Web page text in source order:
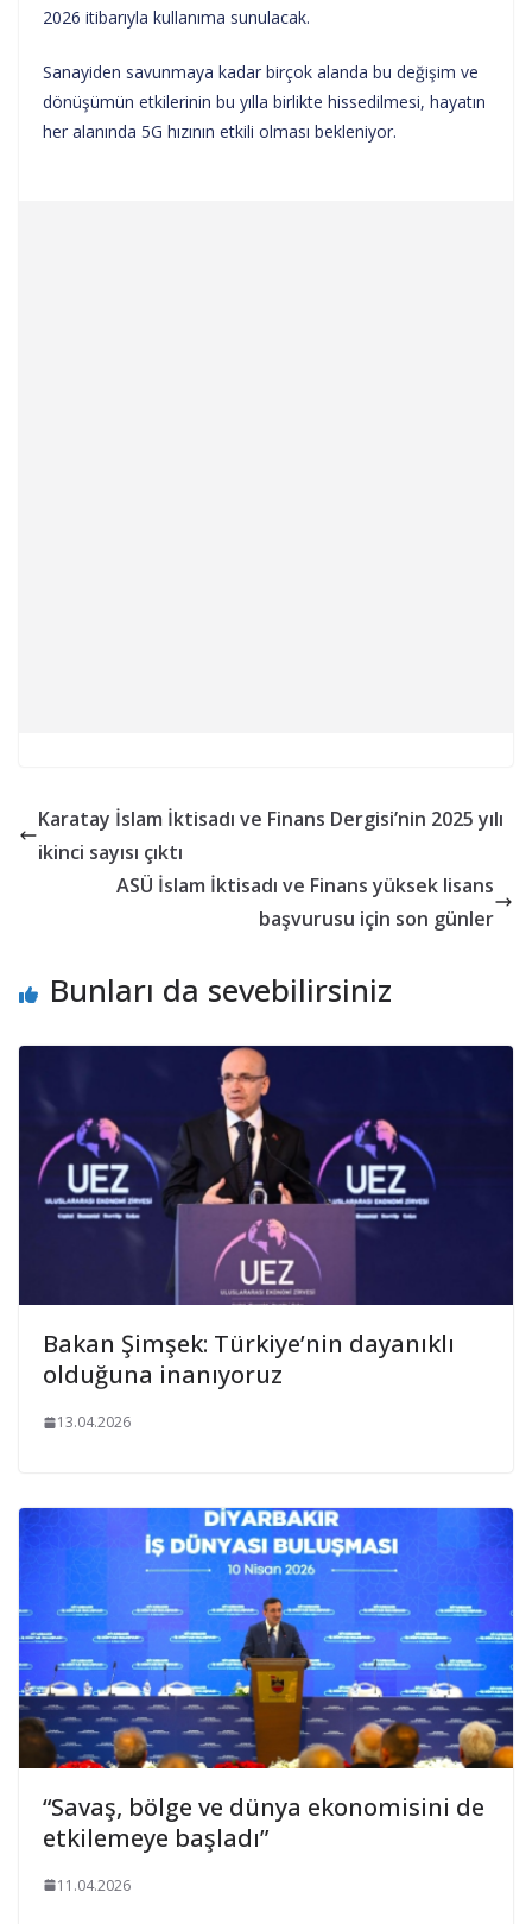
2026 itibarıyla kullanıma sunulacak.
Sanayiden savunmaya kadar birçok alanda bu değişim ve
dönüşümün etkilerinin bu yılla birlikte hissedilmesi, hayatın
her alanında 5G hızının etkili olması bekleniyor.
Karatay İslam İktisadı ve Finans Dergisi’nin 2025 yılı
ikinci sayısı çıktı
ASÜ İslam İktisadı ve Finans yüksek lisans
başvurusu için son günler
Bunları da sevebilirsiniz
Bakan Şimşek: Türkiye’nin dayanıklı
olduğuna inanıyoruz
13.04.2026
“Savaş, bölge ve dünya ekonomisini de
etkilemeye başladı”
11.04.2026